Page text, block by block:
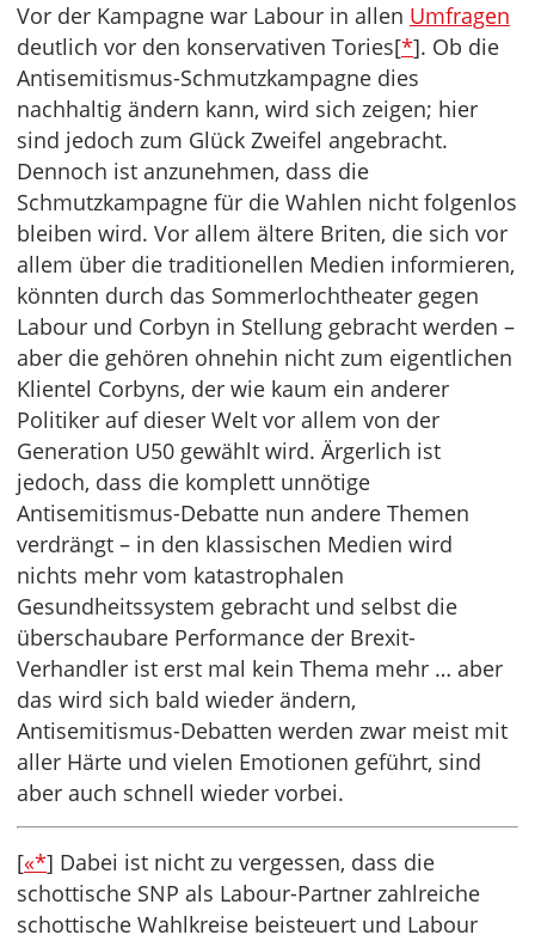
Vor der Kampagne war Labour in allen Umfragen
deutlich vor den konservativen Tories[*]. Ob die
Antisemitismus-Schmutzkampagne dies
nachhaltig ändern kann, wird sich zeigen; hier
sind jedoch zum Glück Zweifel angebracht.
Dennoch ist anzunehmen, dass die
Schmutzkampagne für die Wahlen nicht folgenlos
bleiben wird. Vor allem ältere Briten, die sich vor
allem über die traditionellen Medien informieren,
könnten durch das Sommerlochtheater gegen
Labour und Corbyn in Stellung gebracht werden –
aber die gehören ohnehin nicht zum eigentlichen
Klientel Corbyns, der wie kaum ein anderer
Politiker auf dieser Welt vor allem von der
Generation U50 gewählt wird. Ärgerlich ist
jedoch, dass die komplett unnötige
Antisemitismus-Debatte nun andere Themen
verdrängt – in den klassischen Medien wird
nichts mehr vom katastrophalen
Gesundheitssystem gebracht und selbst die
überschaubare Performance der Brexit-
Verhandler ist erst mal kein Thema mehr … aber
das wird sich bald wieder ändern,
Antisemitismus-Debatten werden zwar meist mit
aller Härte und vielen Emotionen geführt, sind
aber auch schnell wieder vorbei.
[«*] Dabei ist nicht zu vergessen, dass die
schottische SNP als Labour-Partner zahlreiche
schottische Wahlkreise beisteuert und Labour